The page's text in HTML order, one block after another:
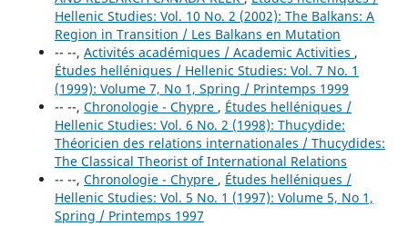
Hellenic Studies: Vol. 10 No. 2 (2002): The Balkans: A
Region in Transition / Les Balkans en Mutation
-- --, Activités académiques / Academic Activities ,
Études helléniques / Hellenic Studies: Vol. 7 No. 1
(1999): Volume 7, No 1, Spring / Printemps 1999
-- --, Chronologie - Chypre , Études helléniques /
Hellenic Studies: Vol. 6 No. 2 (1998): Thucydide:
Théoricien des relations internationales / Thucydides:
The Classical Theorist of International Relations
-- --, Chronologie - Chypre , Études helléniques /
Hellenic Studies: Vol. 5 No. 1 (1997): Volume 5, No 1,
Spring / Printemps 1997